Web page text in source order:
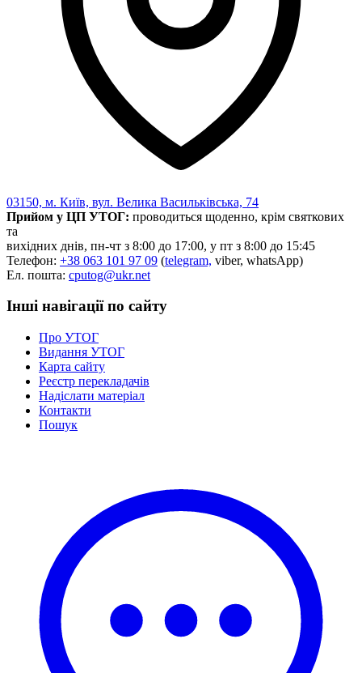
Новини про жестову мову
Ресурс для вивчення жестових мов різних країн
ЦУЖМ
Проєкт "Жестова мова для поліцейських"
Про шахрайські схеми
ВІКТОРИНА
На допомогу військовим
Медична термінологія жестовою мовою
Законодавство
Декларації
Міжнародні документи
03150, м. Київ, вул. Велика Васильківська, 74
Прийом у ЦП УТОГ: проводиться щоденно, крім святкових
та
вихідних днів, пн-чт з 8:00 до 17:00, у пт з 8:00 до 15:45
Телефон: +38 063 101 97 09 (telegram, viber, whatsApp)
Ел. пошта: cputog@ukr.net
Інші навігації по сайту
Про УТОГ
Видання УТОГ
Карта сайту
Реєстр перекладачів
Надіслати матеріал
Контакти
Пошук